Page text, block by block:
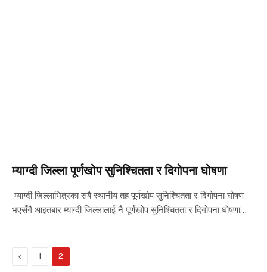
म्याग्दी जिल्ला पूर्णखोप सुनिश्चितता र दिगोपना घोषणा
म्याग्दी जिल्लाभित्रका सबै स्थानीय तह पूर्णखोप सुनिश्चितता र दिगोपना घोषण
भएसँगै आइतबार म्याग्दी जिल्लालाई नै पूर्णखोप सुनिश्चितता र दिगोपना घोषणा…
Previous
1 2